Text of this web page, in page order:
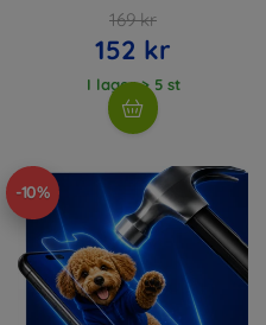
169 kr
152 kr
I lager > 5 st
-10%